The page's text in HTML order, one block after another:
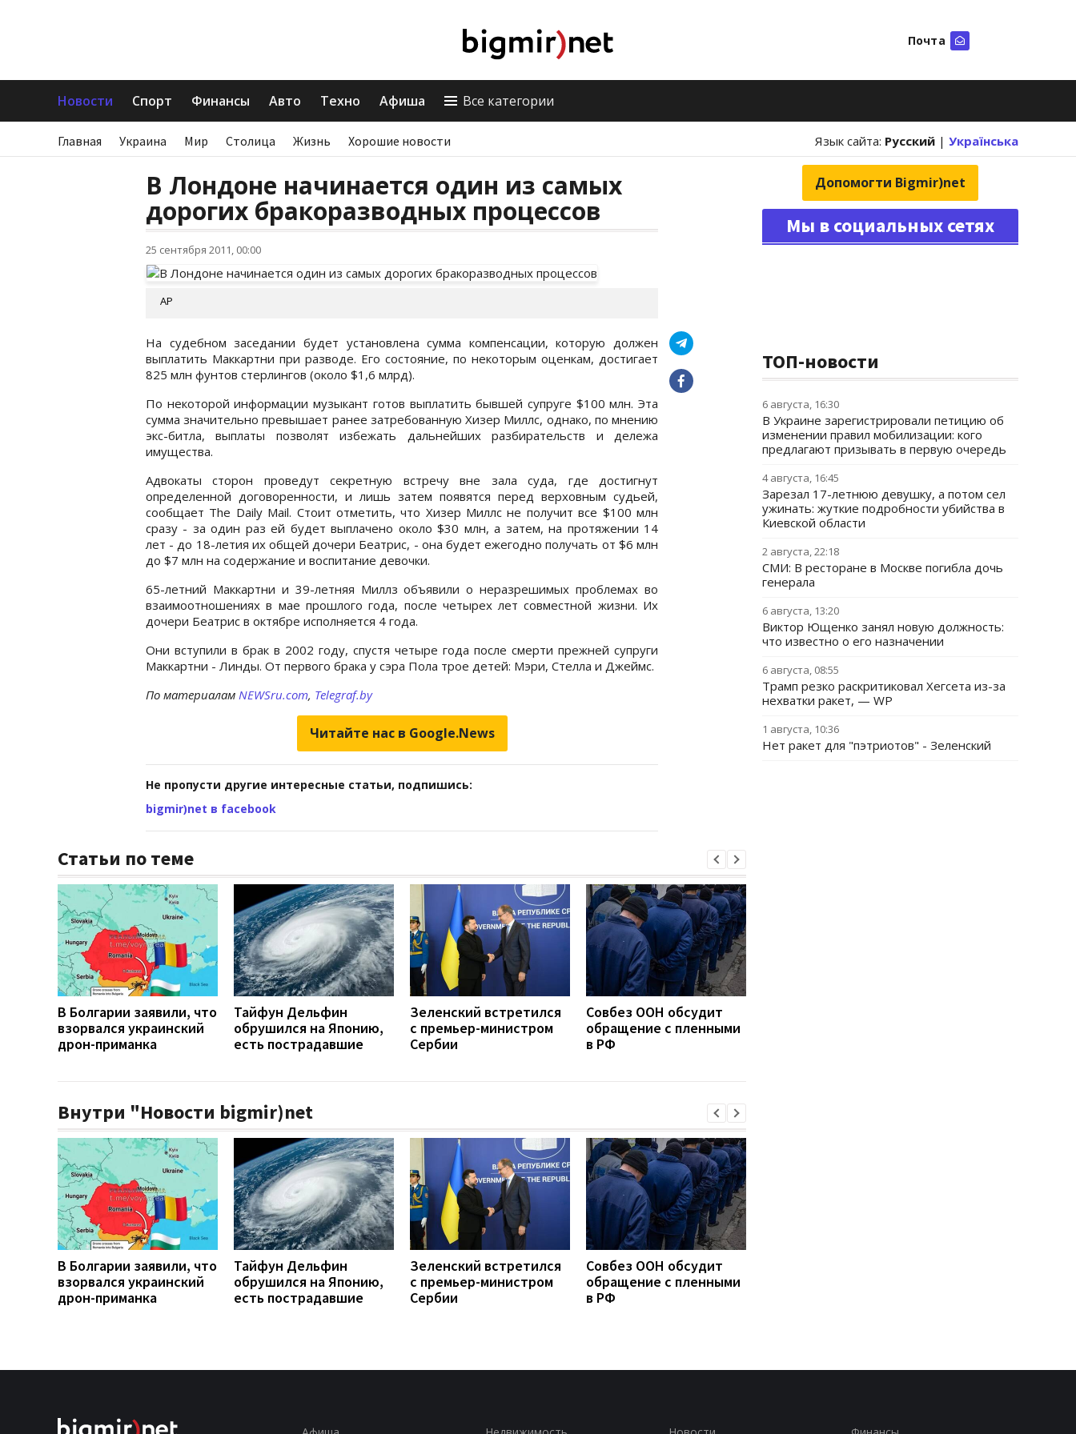
Почта
Новости Спорт Финансы Авто Техно Афиша Все категории
Главная Украина Мир Столица Жизнь Хорошие новости Язык сайта: Русский | Українська
В Лондоне начинается один из самых
дорогих бракоразводных процессов
25 сентября 2011, 00:00
АР
На судебном заседании будет установлена сумма компенсации, которую должен
выплатить Маккартни при разводе. Его состояние, по некоторым оценкам, достигает
825 млн фунтов стерлингов (около $1,6 млрд).
По некоторой информации музыкант готов выплатить бывшей супруге $100 млн. Эта
сумма значительно превышает ранее затребованную Хизер Миллс, однако, по мнению
экс-битла, выплаты позволят избежать дальнейших разбирательств и дележа
имущества.
Адвокаты сторон проведут секретную встречу вне зала суда, где достигнут
определенной договоренности, и лишь затем появятся перед верховным судьей,
сообщает The Daily Mail. Стоит отметить, что Хизер Миллс не получит все $100 млн
сразу - за один раз ей будет выплачено около $30 млн, а затем, на протяжении 14
лет - до 18-летия их общей дочери Беатрис, - она будет ежегодно получать от $6 млн
до $7 млн на содержание и воспитание девочки.
65-летний Маккартни и 39-летняя Миллз объявили о неразрешимых проблемах во
взаимоотношениях в мае прошлого года, после четырех лет совместной жизни. Их
дочери Беатрис в октябре исполняется 4 года.
Они вступили в брак в 2002 году, спустя четыре года после смерти прежней супруги
Маккартни - Линды. От первого брака у сэра Пола трое детей: Мэри, Стелла и Джеймс.
По материалам NEWSru.com, Telegraf.by
Читайте нас в Google.News
Не пропусти другие интересные статьи, подпишись:
bigmir)net в facebook
Статьи по теме
В Болгарии заявили, что
взорвался украинский
дрон-приманка
Тайфун Дельфин
обрушился на Японию,
есть пострадавшие
Зеленский встретился
с премьер-министром
Сербии
Совбез ООН обсудит
обращение с пленными
в РФ
Внутри "Новости bigmir)net
В Болгарии заявили, что
взорвался украинский
дрон-приманка
Тайфун Дельфин
обрушился на Японию,
есть пострадавшие
Зеленский встретился
с премьер-министром
Сербии
Совбез ООН обсудит
обращение с пленными
в РФ
Допомогти Bigmir)net
Мы в социальных сетях
ТОП-новости
6 августа, 16:30
В Украине зарегистрировали петицию об
изменении правил мобилизации: кого
предлагают призывать в первую очередь
4 августа, 16:45
Зарезал 17-летнюю девушку, а потом сел
ужинать: жуткие подробности убийства в
Киевской области
2 августа, 22:18
СМИ: В ресторане в Москве погибла дочь
генерала
6 августа, 13:20
Виктор Ющенко занял новую должность:
что известно о его назначении
6 августа, 08:55
Трамп резко раскритиковал Хегсета из-за
нехватки ракет, — WP
1 августа, 10:36
Нет ракет для "пэтриотов" - Зеленский